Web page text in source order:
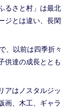
るさと村」は最北
ジとは違い、長閑
、以前は四季折々
供達の成長ととも
アはノスタルジッ
画、木工、ギャラ